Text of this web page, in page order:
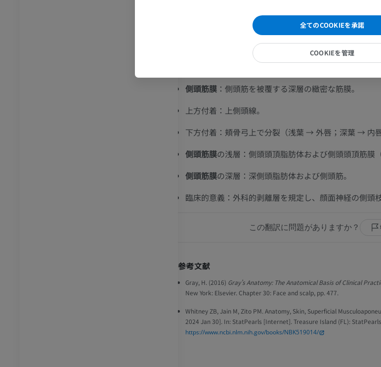
部の輪郭を形成する。
側頭頭頂筋膜・側頭筋膜は、SMASとともに、頭皮か
る筋腱膜ネットワークを形成する。
側頭筋膜 ：側頭筋を被覆する深層の緻密な筋膜。
上方付着：上側頭線。
下方付着：頬骨弓上で分裂（浅葉 → 外唇；深葉 → 内唇
側頭筋膜の浅層：側頭頭頂脂肪体および側頭頭頂筋膜
側頭筋膜の深層：深側頭脂肪体および側頭筋。
臨床的意義：外科的剥離層を規定し、顔面神経の側頭
この翻訳に問題がありますか？
参考文献
Gray, H. (2016) Gray’s Anatomy: The Anatomical Basis of Clinical
New York: Elsevier. Chapter 30: Face and scalp, pp. 477.
Whitney ZB, Jain M, Zito PM. Anatomy, Skin, Superficial
2024 Jan 30]. In: StatPearls [Internet]. Treasure Island (FL):
https://www.ncbi.nlm.nih.gov/books/NBK519014/
上肢
イラストレーション
上肢動脈造影
写真
全てのCOOKIEを承諾
COOKIEを管理